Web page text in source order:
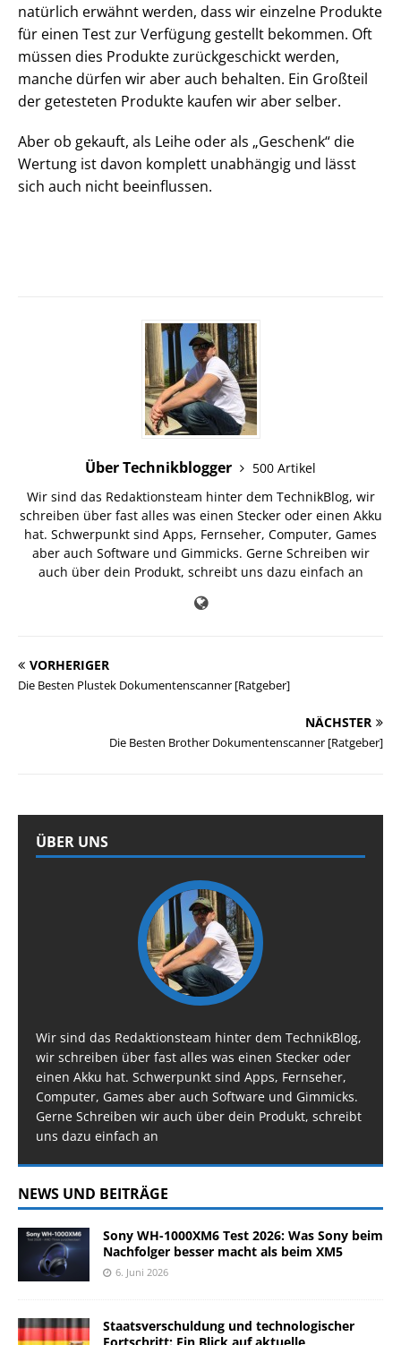
natürlich erwähnt werden, dass wir einzelne Produkte
für einen Test zur Verfügung gestellt bekommen. Oft
müssen dies Produkte zurückgeschickt werden,
manche dürfen wir aber auch behalten. Ein Großteil
der getesteten Produkte kaufen wir aber selber.
Aber ob gekauft, als Leihe oder als „Geschenk“ die
Wertung ist davon komplett unabhängig und lässt
sich auch nicht beeinflussen.
Über Technikblogger
500 Artikel
Wir sind das Redaktionsteam hinter dem TechnikBlog, wir
schreiben über fast alles was einen Stecker oder einen Akku
hat. Schwerpunkt sind Apps, Fernseher, Computer, Games
aber auch Software und Gimmicks. Gerne Schreiben wir
auch über dein Produkt, schreibt uns dazu einfach an
VORHERIGER
Die Besten Plustek Dokumentenscanner [Ratgeber]
NÄCHSTER
Die Besten Brother Dokumentenscanner [Ratgeber]
ÜBER UNS
Wir sind das Redaktionsteam hinter dem TechnikBlog,
wir schreiben über fast alles was einen Stecker oder
einen Akku hat. Schwerpunkt sind Apps, Fernseher,
Computer, Games aber auch Software und Gimmicks.
Gerne Schreiben wir auch über dein Produkt, schreibt
uns dazu einfach an
NEWS UND BEITRÄGE
Sony WH-1000XM6 Test 2026: Was Sony beim
Nachfolger besser macht als beim XM5
6. Juni 2026
Staatsverschuldung und technologischer